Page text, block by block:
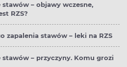
– objawy wczesne,
RZS?
zapalenia stawów – leki na RZS
– przyczyny. Komu grozi